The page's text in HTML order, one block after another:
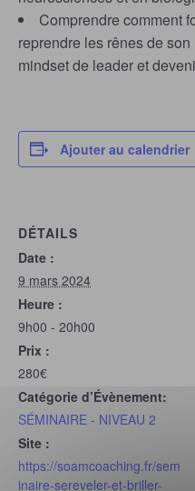
Comprendre comment
reprendre les rênes de
mindset de leader et
Ajouter au calendrier
DÉTAILS
Date :
9 mars 2024
Heure :
9h00 - 20h00
Prix :
280€
Catégorie d’Évènement:
SÉMINAIRE - NIVEAU 2
Site :
https://soamcoaching.fr/sem
inaire-sereveler-et-briller-